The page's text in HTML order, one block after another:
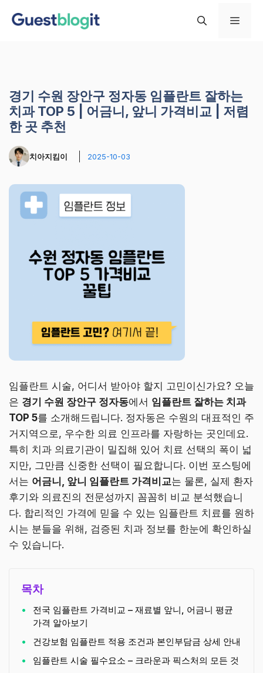
메
경기 수원 장안구 정자동 임플란트 잘하는
치과 TOP 5 | 어금니, 앞니 가격비교 | 저렴
한 곳 추천
치아지킴이 2025-10-03
임플란트 시술, 어디서 받아야 할지 고민이신가요? 오늘
은 경기 수원 장안구 정자동에서 임플란트 잘하는 치과
TOP 5를 소개해드립니다. 정자동은 수원의 대표적인 주
거지역으로, 우수한 의료 인프라를 자랑하는 곳인데요.
특히 치과 의료기관이 밀집해 있어 치료 선택의 폭이 넓
지만, 그만큼 신중한 선택이 필요합니다. 이번 포스팅에
서는 어금니, 앞니 임플란트 가격비교는 물론, 실제 환자
후기와 의료진의 전문성까지 꼼꼼히 비교 분석했습니
다. 합리적인 가격에 믿을 수 있는 임플란트 치료를 원하
시는 분들을 위해, 검증된 치과 정보를 한눈에 확인하실
수 있습니다.
목차
전국 임플란트 가격비교 – 재료별 앞니, 어금니 평균
가격 알아보기
건강보험 임플란트 적용 조건과 본인부담금 상세 안내
임플란트 시술 필수요소 – 크라운과 픽스처의 모든 것